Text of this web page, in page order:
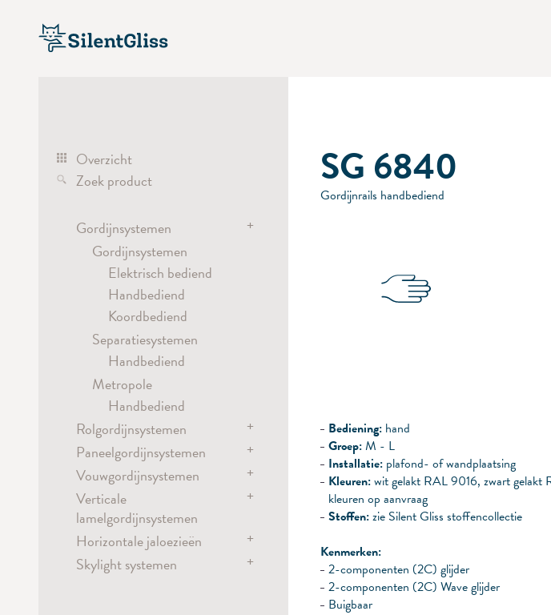
Overzicht
Zoek product
Gordijnsystemen
+
Gordijnsystemen
Elektrisch bediend
Handbediend
Koordbediend
Separatiesystemen
Handbediend
Metropole
Handbediend
Rolgordijnsystemen
+
Rolgordijnsystemen
Elektrisch bediend
Accu
Kettingbediend
Veerbediend
Dim-out systemen
Paneelgordijnsystemen
+
Paneelsysteem
Handbediend
Elektrisch bediend
Flex systeem
Handbediend
Vouwgordijnsystemen
+
Elektrisch bediend
Accu
Kettingbediend
Verticale
lamelgordijnsystemen
+
Elektrisch bediend
Kettingbediend
Horizontale jaloezieën
+
Elektrisch bediend
Skylight systemen
+
SG 6840
Gordijnrails handbediend
Bediening: hand
Groep:M - L
Installatie: plafond- of wandplaatsing
Kleuren:wit gelakt RAL 9016, zwart gelakt
kleuren op aanvraag
Stoffen:zie Silent Gliss stoffencollectie
Kenmerken:
2-componenten (2C) glijder
2-componenten (2C) Wave glijder
Buigbaar